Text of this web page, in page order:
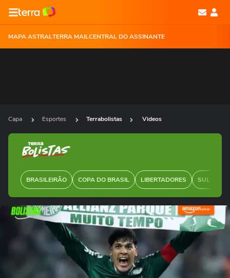
MAPA ASTRALTERRA MAILCENTRAL DO ASSINANTE
Capa Esportes Terrabolistas Videos
BRASILEIRÃO COPA DO BRASIL LIBERTADORES SUL-
Ops!
Não foi possível reproduzir o vídeo
Tentar novamente